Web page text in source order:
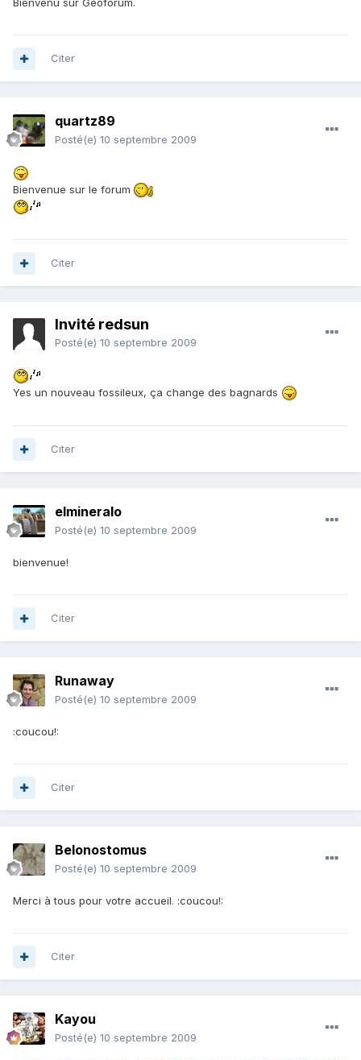
Bienvenu sur Geoforum.
Citer
quartz89
Posté(e) 10 septembre 2009
Bienvenue sur le forum
Citer
Invité redsun
Posté(e) 10 septembre 2009
Yes un nouveau fossileux, ça change des bagnards
Citer
elmineralo
Posté(e) 10 septembre 2009
bienvenue!
Citer
Runaway
Posté(e) 10 septembre 2009
:coucou!:
Citer
Belonostomus
Posté(e) 10 septembre 2009
Merci à tous pour votre accueil. :coucou!:
Citer
Kayou
Posté(e) 10 septembre 2009